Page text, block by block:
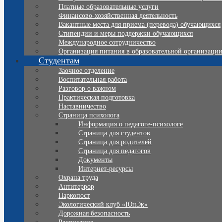
Платные образовательные услуги
Финансово-хозяйственная деятельность
Вакантные места для приема (перевода) обучающихся
Стипендии и меры поддержки обучающихся
Международное сотрудничество
Организация питания в образовательной организации
Студентам
Заочное отделение
Воспитательная работа
Разговор о важном
Практическая подготовка
Наставничество
Страница психолога
Информация о педагоге-психологе
Страница для студентов
Страница для родителей
Страница для педагогов
Документы
Интернет-ресурсы
Охрана труда
Антитеррор
Наркопост
Экологический клуб «ЮнЭк»
Дорожная безопасность